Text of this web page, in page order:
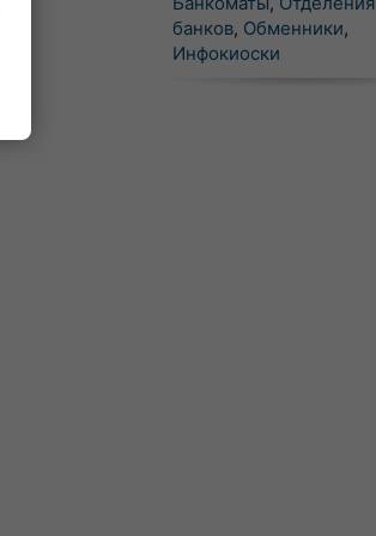
банков, Обменники,
Инфокиоски